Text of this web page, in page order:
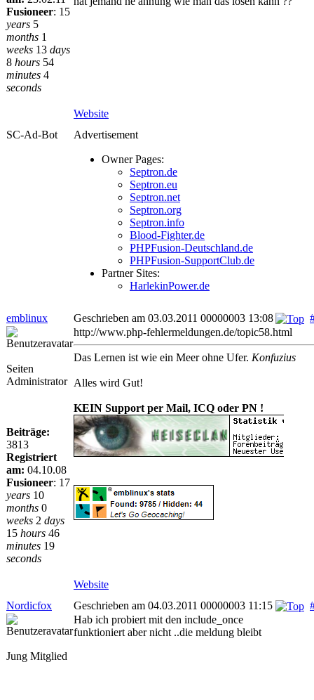
Fusioneer: 15
years 5
months 1
weeks 13 days
8 hours 54
minutes 4
seconds
Website
SC-Ad-Bot
Advertisement
Owner Pages:
Septron.de
Septron.eu
Septron.net
Septron.org
Septron.info
Blood-Fighter.de
PHPFusion-Deutschland.de
PHPFusion-SupportClub.de
Partner Sites:
HarlekinPower.de
emblinux Geschrieben am 03.03.2011 00000003 13:08
Seiten
Administrator
Beiträge:
3813
Registriert
am: 04.10.08
Fusioneer: 17
years 10
months 0
weeks 2 days
15 hours 46
minutes 19
seconds
http://www.php-fehlermeldungen.de/topic58.html
Das Lernen ist wie ein Meer ohne Ufer. Konfuzius
Alles wird Gut!
KEIN Support per Mail, ICQ oder PN !
Website
Nordicfox
Geschrieben am 04.03.2011 00000003 11:15
Jung Mitglied
Hab ich probiert mit den include_once
funktioniert aber nicht ..die meldung bleibt